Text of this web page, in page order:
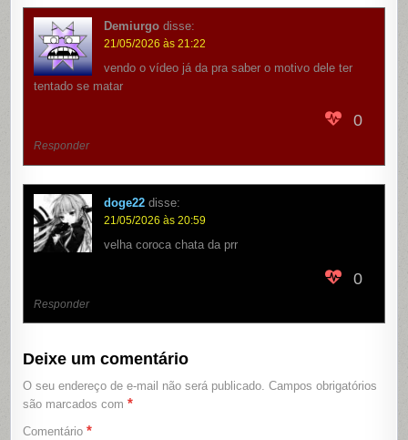
Demiurgo disse:
21/05/2026 às 21:22
vendo o vídeo já da pra saber o motivo dele ter
tentado se matar
0
Responder
doge22 disse:
21/05/2026 às 20:59
velha coroca chata da prr
0
Responder
Deixe um comentário
O seu endereço de e-mail não será publicado. Campos obrigatórios
são marcados com*
Comentário*